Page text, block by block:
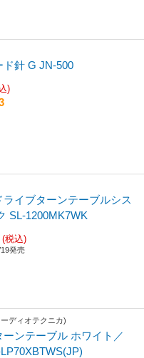
ド針 G JN-500
)
ライブターンテーブルシス
SL-1200MK7WK
(税込)
発売
ディオテクニカ)
ーンテーブル ホワイト／